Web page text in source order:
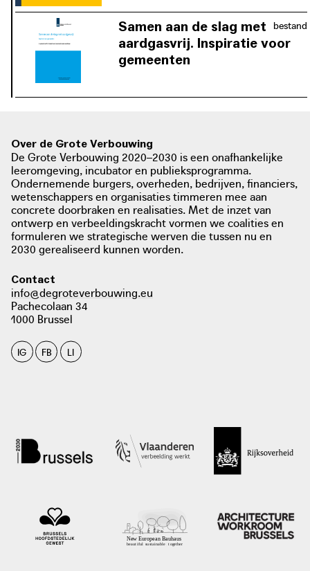
infrastructurele efficiëntie met zich
meebrengt en ook sociale opgaves
meeneemt. Op basis van de geleerde
lessen uit alle deelnemende
aardgasvrijewijken.nl
bestand
Samen aan de slag met
aardgasvrij. Inspiratie voor
gemeenten
zijn aan de hand van een
inspiratiegids.
download / view PDF:
Samen aan de slag met aardgasvrij.
Inspiratie voor gemeenten
Over de Grote Verbouwing
De Grote Verbouwing 2020–2030 is een onafhankelijke
leeromgeving, incubator en publieksprogramma.
Ondernemende burgers, overheden, bedrijven, financiers,
wetenschappers en organisaties timmeren mee aan
concrete doorbraken en realisaties. Met de inzet van
ontwerp en verbeeldingskracht vormen we coalities en
formuleren we strategische werven die tussen nu en
2030 gerealiseerd kunnen worden.
Contact
info@degroteverbouwing.eu
Pachecolaan 34
1000 Brussel
IG FB LI